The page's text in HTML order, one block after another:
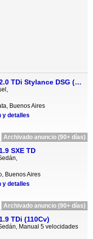
SEAT Toledo 2.0 TDi Stylance DSG (140Cv)
Buenos Aires
y detalles
Archivado anuncio (90+ días)
SXE TD
Buenos Aires
y detalles
Archivado anuncio (90+ días)
TDi (110Cv)
Manual 5 velocidades